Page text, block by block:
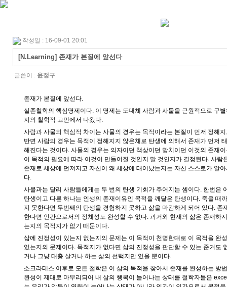
작성일 : 16-09-01 20:01
[N.Learning] 존재가 본질에 앞선다
글쓴이 : 윤정구
존재가 본질에 앞선다.
실존철학의 핵심명제이다. 이 명제는 도대체 사람과 사물을 근원적으로 구
지의 철학적 고민에서 나왔다.
사람과 사물의 핵심적 차이는 사물의 경우는 목적이라는 본질이 먼저 정해
반면 사람의 경우는 목적이 정해지지 않은채로 탄생에 의해서 존재가 먼저
해진다는 것이다. 사물의 경우는 의자이던 책상이던 망치이던 이것의 존재
이 목적의 필요에 따라 이것이 만들어질 것인지 말 것인지가 결정된다. 사람
존재로 세상에 던져지고 자신이 왜 세상에 태어났는지는 자신 스스로가 알
다.
사물과는 달리 사람들에게는 두 번의 탄생 기회가 주어지는 셈이다. 한번은
탄생이고 다른 하나는 인생의 존재이유인 목적을 깨달은 탄생이다. 죽을 때
지 못한다면 두번째의 탄생을 경험하지 못하고 삶을 마감하게 되어 있다. 존
한다면 인간으로서의 정체성도 완성할 수 없다. 과거와 현재의 삶은 존재하
는지의 목적지가 없기 때문이다.
삶에 진정성이 있는지 없는지의 문제는 이 목적이 천명한대로 이 목적을 완
있는지의 문제이다. 목적지가 없다면 삶의 진정성을 판단할 수 있는 준거도
거나 그냥 대충 살거나 하는 삶의 선택지만 있을 뿐이다.
소크라테스 이후로 모든 철학은 이 삶의 목적을 찾아서 존재를 완성하는 방
완성이 제대로 마무리되어 내 삶의 행복이 늘어나는 상태를 철학자들은